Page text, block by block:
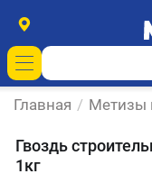
Главная / Метизы
Гвоздь
1кг